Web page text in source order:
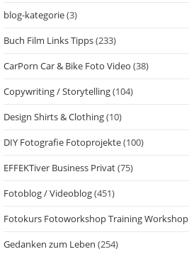
blog-kategorie(3)
Buch Film Links Tipps(233)
CarPorn Car & Bike Foto Video (38)
Copywriting / Storytelling(104)
Design Shirts & Clothing(10)
DIY Fotografie Fotoprojekte(100)
EFFEKTiver Business Privat(75)
Fotoblog / Videoblog(451)
Fotokurs Fotoworkshop Training Workshop
Gedanken zum Leben (254)